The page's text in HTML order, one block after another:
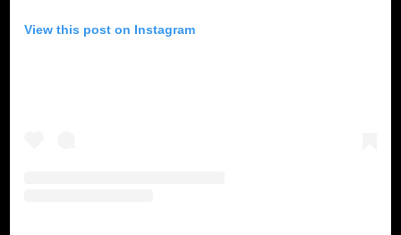
View this post on Instagram